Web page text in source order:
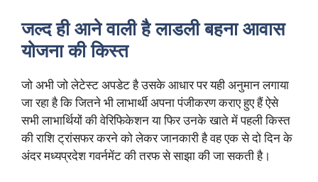
जल्द ही आने वाली है लाडली बहना आवास
योजना की किस्त
जो अभी जो लेटेस्ट अपडेट है उसके आधार पर यही अनुमान लगाया
जा रहा है कि जितने भी लाभार्थी अपना पंजीकरण कराए हुए हैं ऐसे
सभी लाभार्थियों की वेरिफिकेशन या फिर उनके खाते में पहली किस्त
की राशि ट्रांसफर करने को लेकर जानकारी है वह एक से दो दिन के
अंदर मध्यप्रदेश गवर्नमेंट की तरफ से साझा की जा सकती है।